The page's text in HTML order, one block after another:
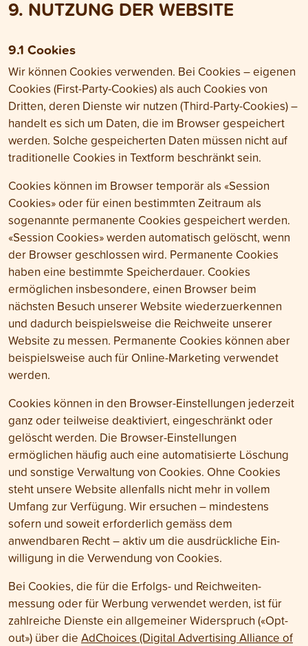
9. NUTZUNG DER WEBSITE
9.1 Cookies
Wir können Cookies verwenden. Bei Cookies – eigenen
Cookies (First-Party-Cookies) als auch Cookies von
Dritten, deren Dienste wir nutzen (Third-Party-Cookies) –
handelt es sich um Daten, die im Browser gespeichert
werden. Solche gespeicherten Daten müssen nicht auf
traditionelle Cookies in Textform beschränkt sein.
Cookies können im Browser temporär als «Session
Cookies» oder für einen bestimmten Zeitraum als
sogenannte permanente Cookies gespeichert werden.
«Session Cookies» werden automatisch gelöscht, wenn
der Browser geschlossen wird. Permanente Cookies
haben eine bestimmte Speicher­dauer. Cookies
ermöglichen insbesondere, einen Browser beim
nächsten Besuch unserer Website wiederzuerkennen
und dadurch beispielsweise die Reich­weite unserer
Website zu messen. Permanente Cookies können aber
beispiels­weise auch für Online-Marketing verwendet
werden.
Cookies können in den Browser-Einstellungen jederzeit
ganz oder teilweise deaktiviert, eingeschränkt oder
gelöscht werden. Die Browser-Einstellungen
ermöglichen häufig auch eine automatisierte Löschung
und sonstige Verwaltung von Cookies. Ohne Cookies
steht unsere Website allenfalls nicht mehr in vollem
Umfang zur Verfügung. Wir ersuchen – mindestens
sofern und soweit erforderlich gemäss dem
anwendbaren Recht – aktiv um die ausdrückliche Ein­
willigung in die Verwendung von Cookies.
Bei Cookies, die für die Erfolgs- und Reichweiten­
messung oder für Werbung verwendet werden, ist für
zahlreiche Dienste ein allgemeiner Widerspruch («Opt-
out») über die AdChoices (Digital Advertising Alliance of